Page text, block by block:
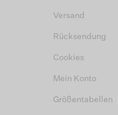
Versand
Rücksendung
Cookies
Mein Konto
Größentabellen